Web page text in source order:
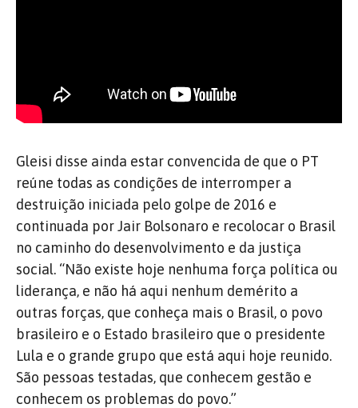
Gleisi disse ainda estar convencida de que o PT
reúne todas as condições de interromper a
destruição iniciada pelo golpe de 2016 e
continuada por Jair Bolsonaro e recolocar o Brasil
no caminho do desenvolvimento e da justiça
social. “Não existe hoje nenhuma força política ou
liderança, e não há aqui nenhum demérito a
outras forças, que conheça mais o Brasil, o povo
brasileiro e o Estado brasileiro que o presidente
Lula e o grande grupo que está aqui hoje reunido.
São pessoas testadas, que conhecem gestão e
conhecem os problemas do povo.”